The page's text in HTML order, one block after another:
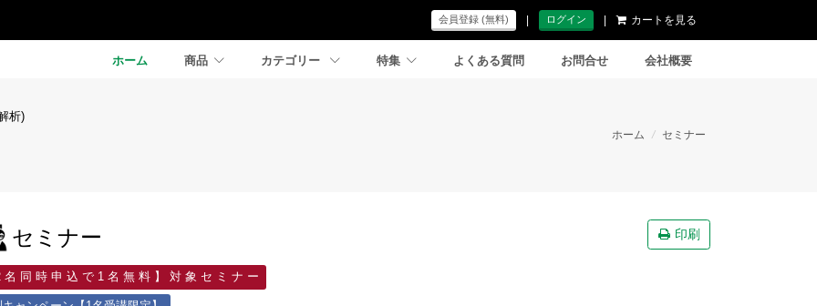
会員登録 (無料) | ログイン | カートを見る
ホーム 商品 カテゴリー 特集 よくある質問 お問合せ 会社概要
析)
ホーム / セミナー
セミナー 印刷
名 同 時 申 込 で 1 名 無 料 】 対 象 セ ミ ナ ー